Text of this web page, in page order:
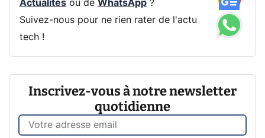
Actualitésou de WhatsApp?
Suivez-nous pour ne rien rater de l'actu
tech !
Inscrivez-vous à notre newsletter
quotidienne